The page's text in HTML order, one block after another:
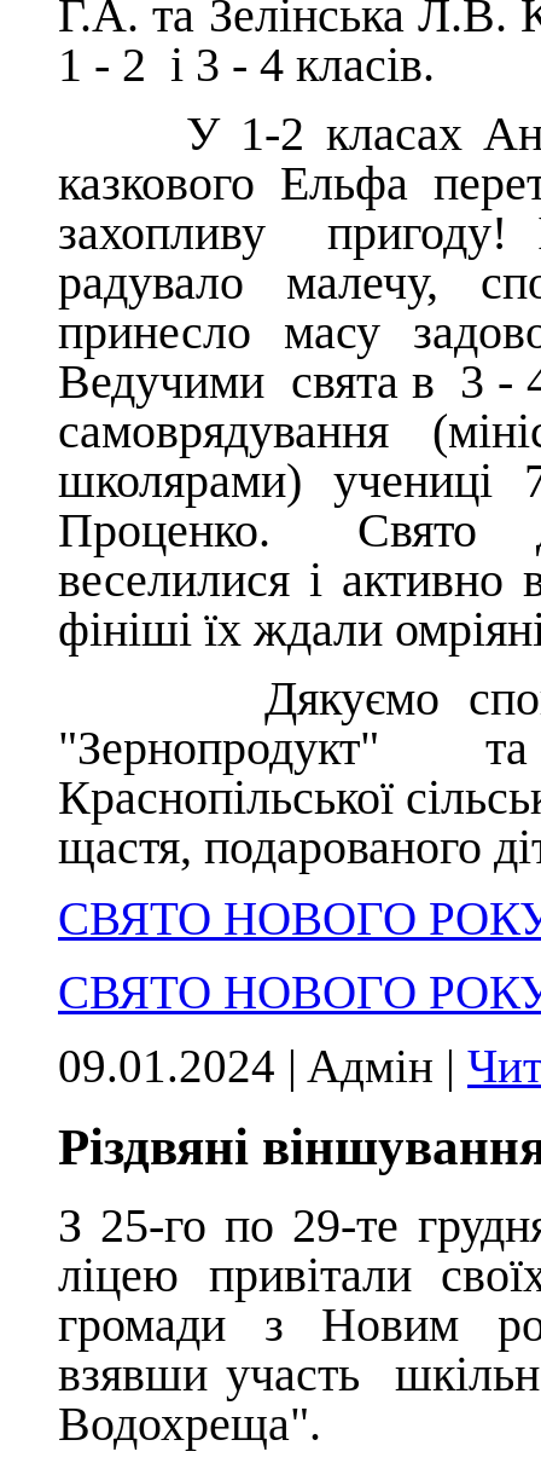
Г.А. та Зелінська Л.В.
1 - 2 і 3 - 4 класів.
У 1-2 класах
казкового Ельфа
захопливу
радувало малечу,
принесло масу
Ведучими свята в 3 -
самоврядування
школярами)
Проценко. Свято
веселилися і активно
фініші їх ждали
Дякуємо
"Зернопродукт"
Краснопільської
щастя, подарованого
СВЯТО НОВОГО
СВЯТО НОВОГО
09.01.2024 | Aдмін |
Різдвяні
З 25-го по 29-те
ліцею привітали
громади з Новим
взявши участь
Водохреща".